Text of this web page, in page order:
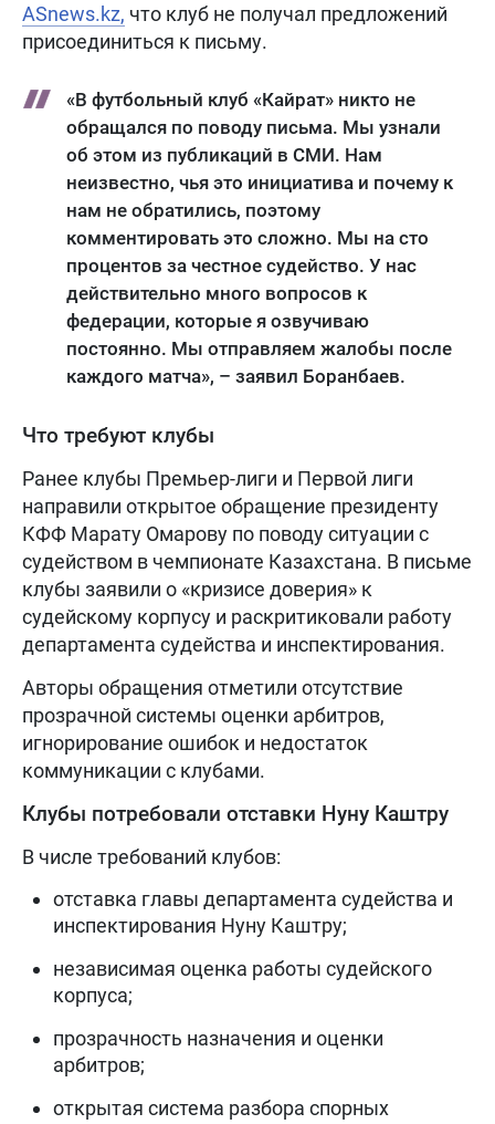
ASnews.kz, что клуб не получал предложений
присоединиться к письму.
«В футбольный клуб «Кайрат» никто не
обращался по поводу письма. Мы узнали
об этом из публикаций в СМИ. Нам
неизвестно, чья это инициатива и почему к
нам не обратились, поэтому
комментировать это сложно. Мы на сто
процентов за честное судейство. У нас
действительно много вопросов к
федерации, которые я озвучиваю
постоянно. Мы отправляем жалобы после
каждого матча», – заявил Боранбаев.
Что требуют клубы
Ранее клубы Премьер-лиги и Первой лиги
направили открытое обращение президенту
КФФ Марату Омарову по поводу ситуации с
судейством в чемпионате Казахстана. В письме
клубы заявили о «кризисе доверия» к
судейскому корпусу и раскритиковали работу
департамента судейства и инспектирования.
Авторы обращения отметили отсутствие
прозрачной системы оценки арбитров,
игнорирование ошибок и недостаток
коммуникации с клубами.
Клубы потребовали отставки Нуну Каштру
В числе требований клубов:
отставка главы департамента судейства и
инспектирования Нуну Каштру;
независимая оценка работы судейского
корпуса;
прозрачность назначения и оценки
арбитров;
открытая система разбора спорных